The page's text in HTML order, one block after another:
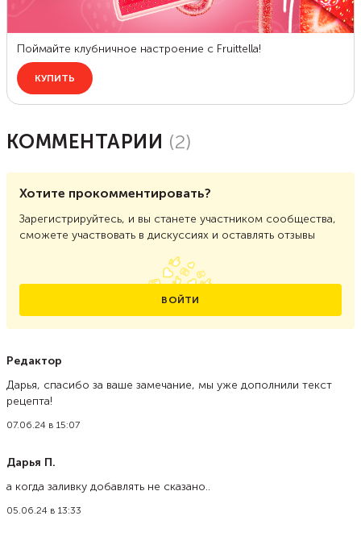
КОММЕНТАРИИ (2)
Хотите прокомментировать?
Зарегистрируйтесь, и вы станете участником сообщества,
сможете участвовать в дискуссиях и оставлять отзывы
ВОЙТИ
Редактор
Дарья, спасибо за ваше замечание, мы уже дополнили текст
рецепта!
07.06.24 в 15:07
Дарья П.
а когда заливку добавлять не сказано..
05.06.24 в 13:33